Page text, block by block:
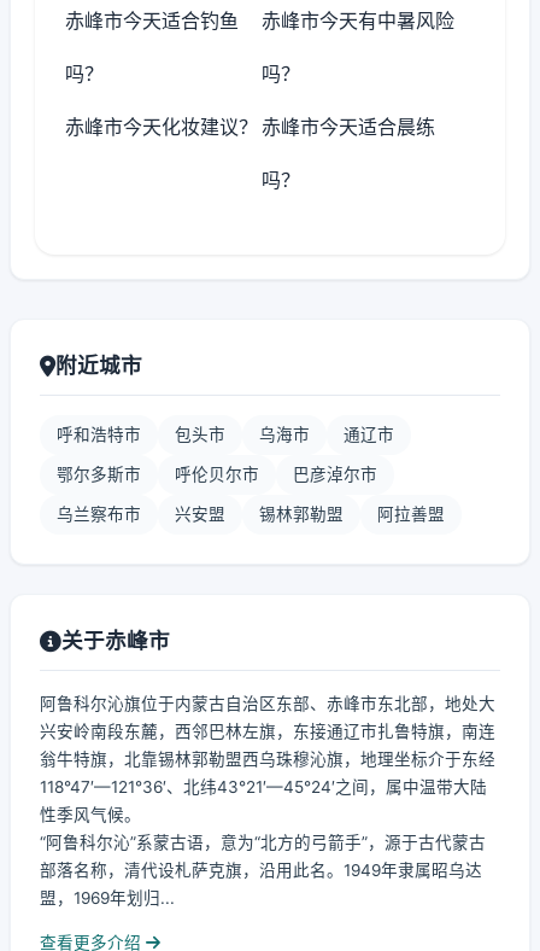
赤峰市今天适合钓鱼
吗？
赤峰市今天有中暑风险
吗？
赤峰市今天化妆建议？ 赤峰市今天适合晨练
吗？
附近城市
呼和浩特市 包头市 乌海市 通辽市
鄂尔多斯市 呼伦贝尔市 巴彦淖尔市
乌兰察布市 兴安盟 锡林郭勒盟 阿拉善盟
关于赤峰市
阿鲁科尔沁旗位于内蒙古自治区东部、赤峰市东北部，地处大
兴安岭南段东麓，西邻巴林左旗，东接通辽市扎鲁特旗，南连
翁牛特旗，北靠锡林郭勒盟西乌珠穆沁旗，地理坐标介于东经
118°47′—121°36′、北纬43°21′—45°24′之间，属中温带大陆
性季风气候。
“阿鲁科尔沁”系蒙古语，意为“北方的弓箭手”，源于古代蒙古
部落名称，清代设札萨克旗，沿用此名。1949年隶属昭乌达
盟，1969年划归...
查看更多介绍